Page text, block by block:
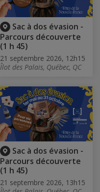
Sac à dos évasion -
Parcours découverte
(1 h 45)
21 septembre 2026, 12h15
Îlot des Palais, Québec, QC
Sac à dos évasion -
Parcours découverte
(1 h 45)
21 septembre 2026, 13h15